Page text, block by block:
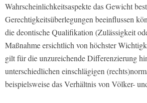
Wahrscheinlichkeitsaspekte das Gewicht
Gerechtigkeitsüberlegungen beeinflussen
die deontische Qualifikation (Zulässigkeit
Maßnahme ersichtlich von höchster
gilt für die unzureichende Differenzierung
unterschiedlichen einschlägigen
beispielsweise das Verhältnis von Völker-